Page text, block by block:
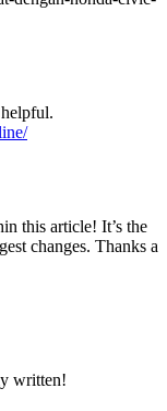
this article! It’s the
changes. Thanks a
written!